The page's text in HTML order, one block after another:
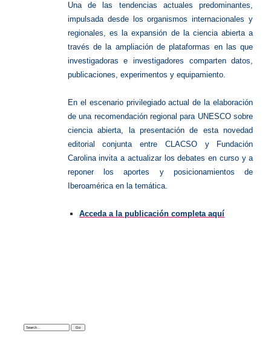
Una de las tendencias actuales predominantes,
impulsada desde los organismos internacionales y
regionales, es la expansión de la ciencia abierta a
través de la ampliación de plataformas en las que
investigadoras e investigadores comparten datos,
publicaciones, experimentos y equipamiento.
En el escenario privilegiado actual de la elaboración
de una recomendación regional para UNESCO sobre
ciencia abierta, la presentación de esta novedad
editorial conjunta entre CLACSO y Fundación
Carolina invita a actualizar los debates en curso y a
reponer los aportes y posicionamientos de
Iberoamérica en la temática.
Acceda a la publicación completa aquí
Search: